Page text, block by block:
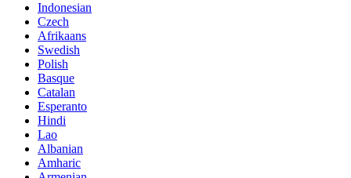
Indonesian
Czech
Afrikaans
Swedish
Polish
Basque
Catalan
Esperanto
Hindi
Lao
Albanian
Amharic